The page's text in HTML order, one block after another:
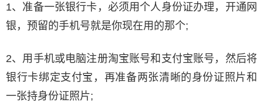
1、准备一张银行卡，必须用个人身份证办理，开通网
银，预留的手机号就是你现在用的那个;
2、用手机或电脑注册淘宝账号和支付宝账号，然后将
银行卡绑定支付宝，再准备两张清晰的身份证照片和
一张持身份证照片;